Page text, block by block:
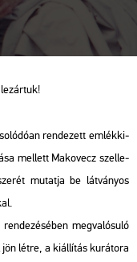
ren­de­zett em­lék­ki­
mel­lett Ma­ko­vecz szel­le­
mu­tat­ja be lát­vá­nyos
meg­va­ló­su­ló
létre, a ki­ál­lí­tás ku­rá­to­ra